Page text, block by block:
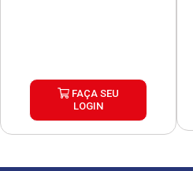
FAÇA SEU
LOGIN